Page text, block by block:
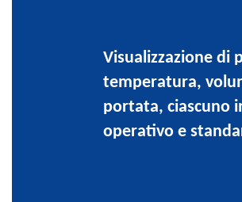
Visualizzazione di
temperatura,
portata, ciascuno
operativo e